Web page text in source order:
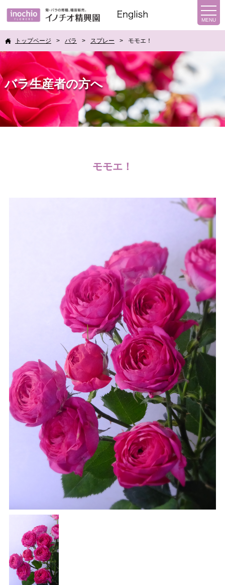
トップページ バラ スプレー モモエ！
バラ生産者の方へ
モモエ！